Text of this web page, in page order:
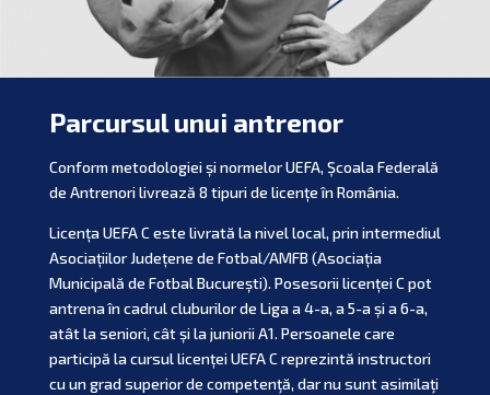
Parcursul unui antrenor
Conform metodologiei și normelor UEFA, Școala Federală
de Antrenori livrează 8 tipuri de licențe în România.
Licența UEFA C este livrată la nivel local, prin intermediul
Asociațiilor Județene de Fotbal/AMFB (Asociația
Municipală de Fotbal București). Posesorii licenței C pot
antrena în cadrul cluburilor de Liga a 4-a, a 5-a și a 6-a,
atât la seniori, cât și la juniorii A1. Persoanele care
participă la cursul licenței UEFA C reprezintă instructori
cu un grad superior de competenţă, dar nu sunt asimilaţi